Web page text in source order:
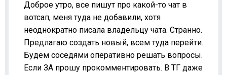
Доброе утро, все пишут про какой-то чат в
вотсап, меня туда не добавили, хотя
неоднократно писала владельцу чата. Странно.
Предлагаю создать новый, всем туда перейти.
Будем соседями оперативно решать вопросы.
Если ЗА прошу прокомментировать. В ТГ даже